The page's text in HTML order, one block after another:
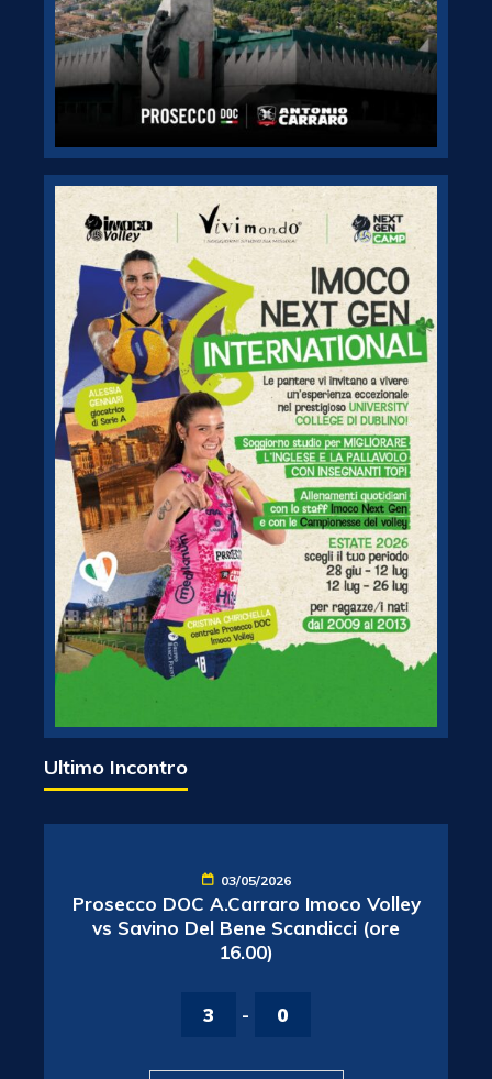
Ultimo Incontro
03/05/2026
Prosecco DOC A.Carraro Imoco Volley
vs Savino Del Bene Scandicci (ore
16.00)
3 - 0